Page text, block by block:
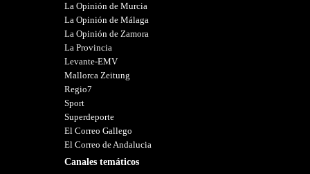
La Opinión de Murcia
La Opinión de Málaga
La Opinión de Zamora
La Provincia
Levante-EMV
Mallorca Zeitung
Regio7
Sport
Superdeporte
El Correo Gallego
El Correo de Andalucia
Canales temáticos